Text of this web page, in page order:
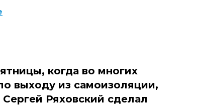
когда во многих
выходу из самоизоляции,
Ряховский сделал